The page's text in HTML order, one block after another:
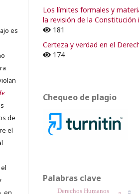
es
de
el
Los límites formales y
la revisión de la Constitución
181
Certeza y verdad en el
174
Chequeo de plagio
Palabras clave
Derechos Humanos